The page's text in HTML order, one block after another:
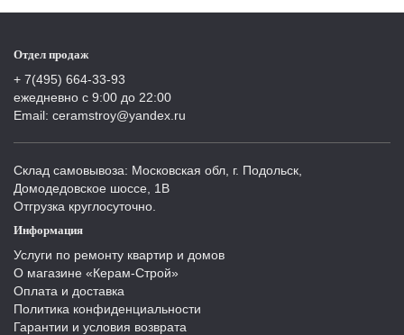
Отдел продаж
+ 7(495) 664-33-93
ежедневно с 9:00 до 22:00
Email: ceramstroy@yandex.ru
Склад самовывоза: Московская обл, г. Подольск,
Домодедовское шоссе, 1В
Отгрузка круглосуточно.
Информация
Услуги по ремонту квартир и домов
О магазине «Керам-Строй»
Оплата и доставка
Политика конфиденциальности
Гарантии и условия возврата